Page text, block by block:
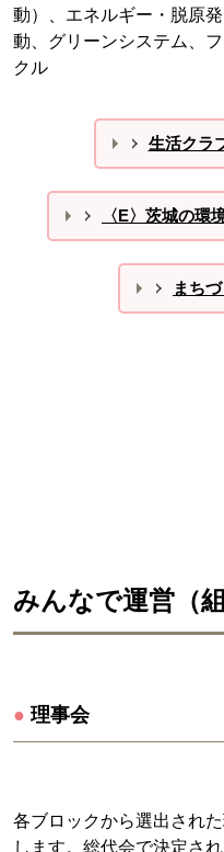
動）、エネルギー・脱原
動、グリーンシステム、
クル
生活クラ
〈E〉茨城の環
まち
みんなで運営（組
● 理事会
各ブロックから選出され
します。総代会で決定さ